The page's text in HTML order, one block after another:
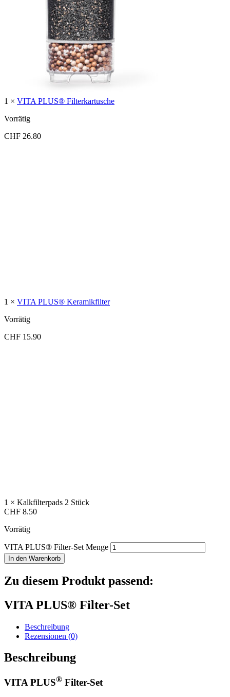
1 × VITA PLUS® Filterkartusche
Vorrätig
CHF 26.80
1 × VITA PLUS® Keramikfilter
Vorrätig
CHF 15.90
1 × Kalkfilterpads 2 Stück
CHF 8.50
Vorrätig
VITA PLUS® Filter-Set Menge
In den Warenkorb
Zu diesem Produkt passend:
VITA PLUS® Filter-Set
Beschreibung
Rezensionen (0)
Beschreibung
VITA PLUS® Filter-Set